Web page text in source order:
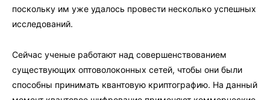
поскольку им уже удалось провести несколько успешных
исследований.
Сейчас ученые работают над совершенствованием
существующих оптоволоконных сетей, чтобы они были
способны принимать квантовую криптографию. На данный